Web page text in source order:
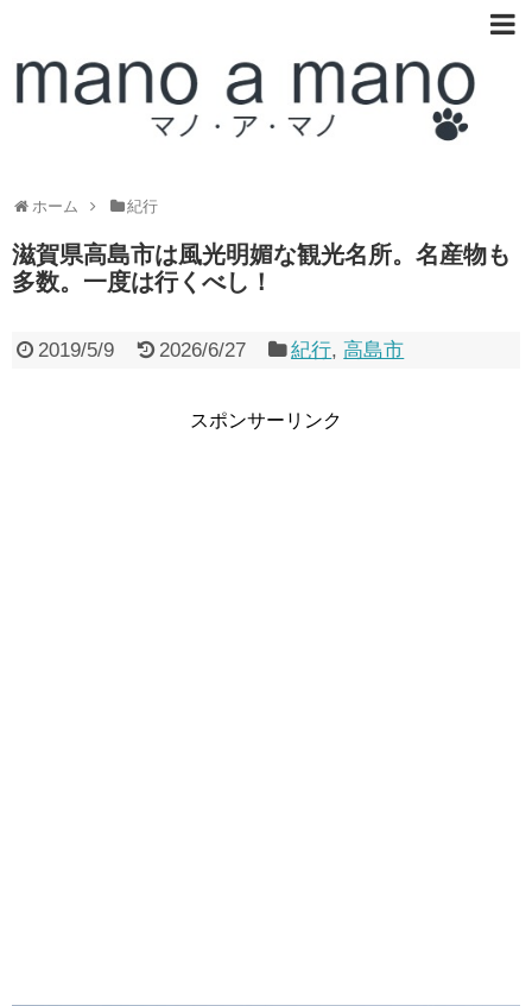
ホーム 紀行
滋賀県高島市は風光明媚な観光名所。名産物も
多数。一度は行くべし！
2019/5/9 2026/6/27 紀行,高島市
スポンサーリンク